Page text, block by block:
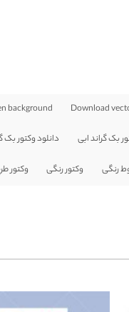
Download
background
بک گراند ابی دانلود وکتور بک
رنگی وکتور رنگی وکتور